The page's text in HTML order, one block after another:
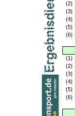
(2)
(3)
(4)
(5)
(6)
(1)
(2)
(3)
(4)
(5)
(6)